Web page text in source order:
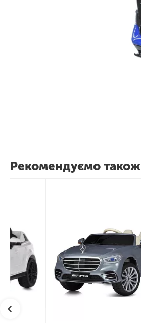
Рекомендуємо також